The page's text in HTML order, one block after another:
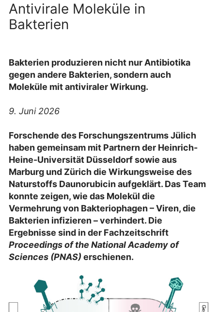
Antivirale Moleküle in
Bakterien
Bakterien produzieren nicht nur Antibiotika
gegen andere Bakterien, sondern auch
Moleküle mit antiviraler Wirkung.
9. Juni 2026
Forschende des Forschungszentrums Jülich
haben gemeinsam mit Partnern der Heinrich-
Heine-Universität Düsseldorf sowie aus
Marburg und Zürich die Wirkungsweise des
Naturstoffs Daunorubicin aufgeklärt. Das Team
konnte zeigen, wie das Molekül die
Vermehrung von Bakteriophagen – Viren, die
Bakterien infizieren – verhindert. Die
Ergebnisse sind in der Fachzeitschrift
Proceedings of the National Academy of
Sciences (PNAS)erschienen.